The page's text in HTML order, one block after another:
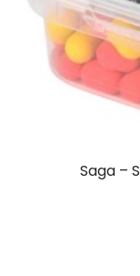
Saga –